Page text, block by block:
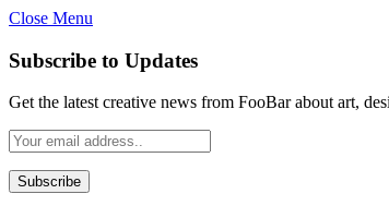
Close Menu
Subscribe to Updates
Get the latest creative news from FooBar about art,